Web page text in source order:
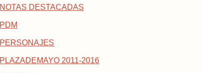
NOTAS DESTACADAS
PDM
PERSONAJES
PLAZADEMAYO 2011-2016